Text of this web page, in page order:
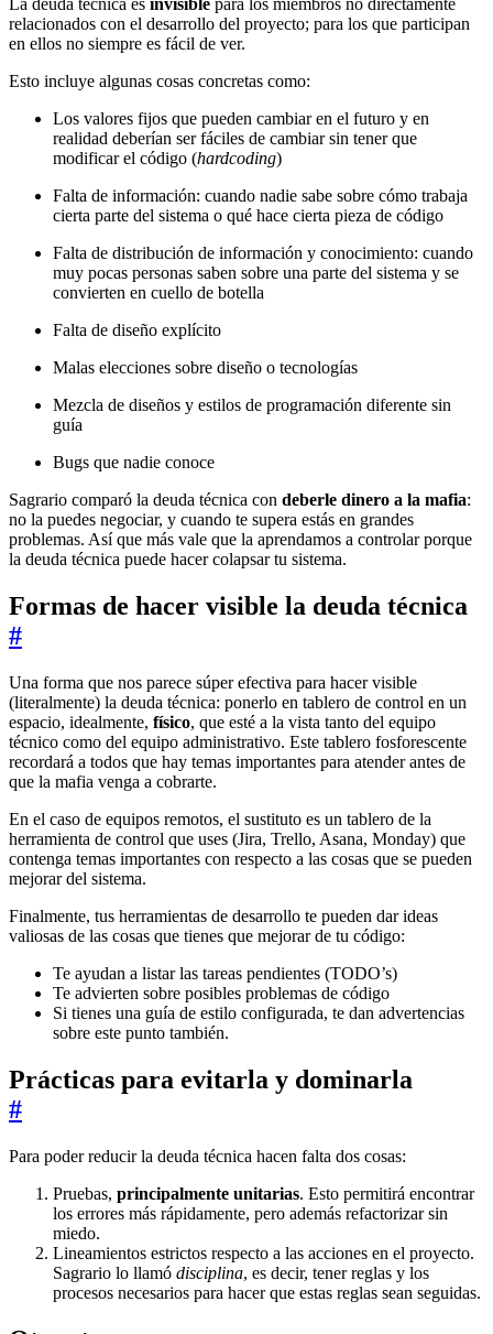
La deuda técnica es invisible para los miembros no directamente
relacionados con el desarrollo del proyecto; para los que participan
en ellos no siempre es fácil de ver.
Esto incluye algunas cosas concretas como:
Los valores fijos que pueden cambiar en el futuro y en
realidad deberían ser fáciles de cambiar sin tener que
modificar el código (hardcoding)
Falta de información: cuando nadie sabe sobre cómo trabaja
cierta parte del sistema o qué hace cierta pieza de código
Falta de distribución de información y conocimiento: cuando
muy pocas personas saben sobre una parte del sistema y se
convierten en cuello de botella
Falta de diseño explícito
Malas elecciones sobre diseño o tecnologías
Mezcla de diseños y estilos de programación diferente sin
guía
Bugs que nadie conoce
Sagrario comparó la deuda técnica con deberle dinero a la mafia:
no la puedes negociar, y cuando te supera estás en grandes
problemas. Así que más vale que la aprendamos a controlar porque
la deuda técnica puede hacer colapsar tu sistema.
Formas de hacer visible la deuda técnica
#
Una forma que nos parece súper efectiva para hacer visible
(literalmente) la deuda técnica: ponerlo en tablero de control en un
espacio, idealmente, físico, que esté a la vista tanto del equipo
técnico como del equipo administrativo. Este tablero fosforescente
recordará a todos que hay temas importantes para atender antes de
que la mafia venga a cobrarte.
En el caso de equipos remotos, el sustituto es un tablero de la
herramienta de control que uses (Jira, Trello, Asana, Monday) que
contenga temas importantes con respecto a las cosas que se pueden
mejorar del sistema.
Finalmente, tus herramientas de desarrollo te pueden dar ideas
valiosas de las cosas que tienes que mejorar de tu código:
Te ayudan a listar las tareas pendientes (TODO’s)
Te advierten sobre posibles problemas de código
Si tienes una guía de estilo configurada, te dan advertencias
sobre este punto también.
Prácticas para evitarla y dominarla
#
Para poder reducir la deuda técnica hacen falta dos cosas:
Pruebas, principalmente unitarias. Esto permitirá encontrar
los errores más rápidamente, pero además refactorizar sin
miedo.
Lineamientos estrictos respecto a las acciones en el proyecto.
Sagrario lo llamó disciplina, es decir, tener reglas y los
procesos necesarios para hacer que estas reglas sean seguidas.